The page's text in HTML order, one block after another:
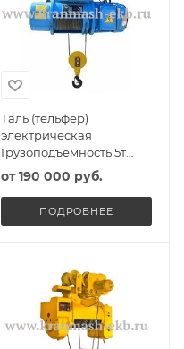
Таль (тельфер)
электрическая
Грузоподъемность 5т
Высота подъема 6м
от190 000 руб.
ПОДРОБНЕЕ